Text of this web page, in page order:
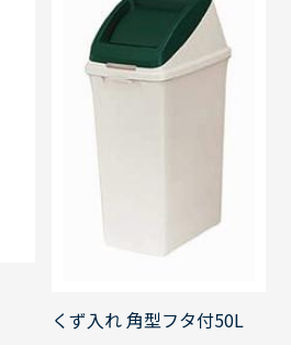
くず入れ 角型フタ付50L